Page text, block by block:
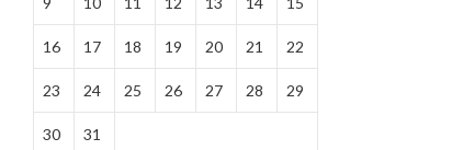
16 17 18 19 20 21 22
23 24 25 26 27 28 29
30
31